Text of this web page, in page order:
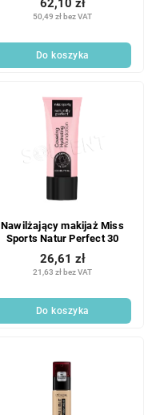
50,49 zł bez VAT
62,10 zł
Do koszyka
Nawilżający makijaż Miss
Sports Natur Perfect 30
21,63 zł bez VAT
26,61 zł
Do koszyka